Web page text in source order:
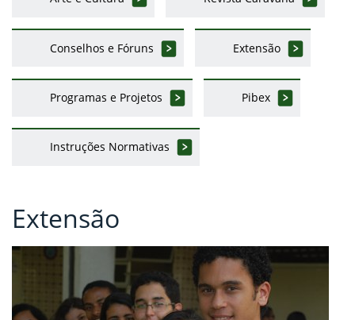
Conselhos e Fóruns Extensão
Programas e Projetos Pibex
Instruções Normativas
Extensão